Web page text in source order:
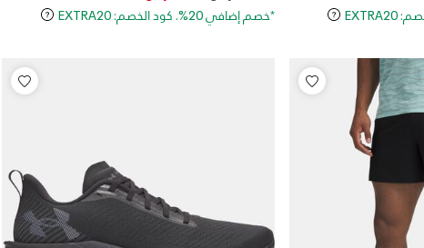
*خصم إضافي 20%. كود الخصم: EXTRA20